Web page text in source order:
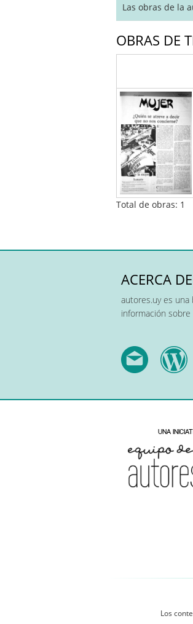
Las obras de la
OBRAS DE
Total de obras: 1
ACERCA DE
autores.uy es
información
Los